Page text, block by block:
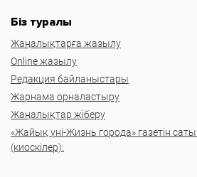
Біз туралы
Жаңалықтарға жазылу
Online жазылу
Редакция байланыстары
Жарнама орналастыру
Жаңалықтар жіберу
«Жайық үні-Жизнь города» газетін
(киоскілер):